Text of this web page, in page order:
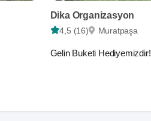
Dika Organizasyon
4,5 (16) Muratpaşa
Gelin Buketi Hediyemizdir!